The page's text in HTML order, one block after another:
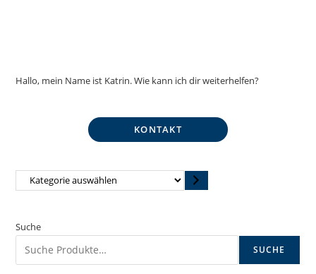
Hallo, mein Name ist Katrin. Wie kann ich dir weiterhelfen?
KONTAKT
Kategorie
Suche
SUCHE